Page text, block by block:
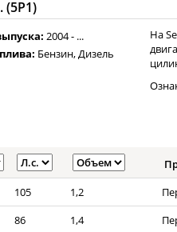
(5P1)
2004 - ...
Бензин, Дизель
На
105 1,2
86 1,4